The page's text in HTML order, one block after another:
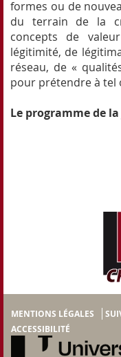
formes ou de
du terrain de la
concepts de
légitimité, de
réseau, de «
pour prétendre à tel
Le programme de
MENTIONS LÉGALES
ACCESSIBILITÉ